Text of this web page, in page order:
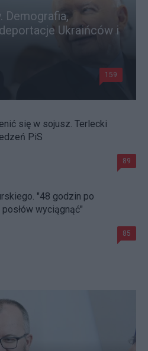
Demografia,
Ukraińców i
159
się w sojusz. Terlecki
PiS
89
"48 godzin po
wyciągnąć"
85